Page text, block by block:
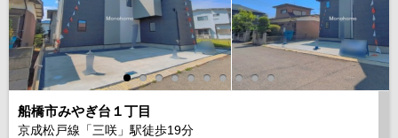
船橋市みやぎ台１丁目
京成松戸線「三咲」駅徒歩19分